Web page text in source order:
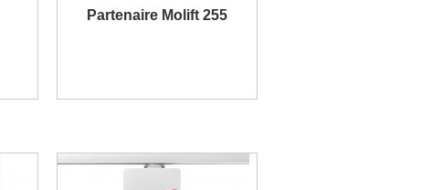
Partenaire Molift 255
PLUS D'INFORMATION